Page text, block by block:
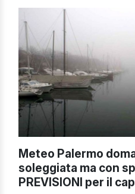
caratterizzato […]
Meteo Palermo
soleggiata ma con
PREVISIONI per il